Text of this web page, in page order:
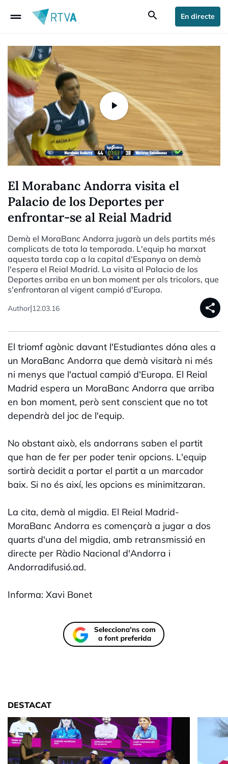
drag_handle search En directe
El Morabanc Andorra visita el
Palacio de los Deportes per
enfrontar-se al Reial Madrid
Demà el MoraBanc Andorra jugarà un dels partits més
complicats de tota la temporada. L'equip ha marxat
aquesta tarda cap a la capital d'Espanya on demà
l'espera el Reial Madrid. La visita al Palacio de los
Deportes arriba en un bon moment per als tricolors, que
s'enfrontaran al vigent campió d'Europa.
Author|12.03.16 share
El triomf agònic davant l'Estudiantes dóna ales a
un MoraBanc Andorra que demà visitarà ni més
ni menys que l'actual campió d'Europa. El Reial
Madrid espera un MoraBanc Andorra que arriba
en bon moment, però sent conscient que no tot
dependrà del joc de l'equip.
No obstant això, els andorrans saben el partit
que han de fer per poder tenir opcions. L'equip
sortirà decidit a portar el partit a un marcador
baix. Si no és així, les opcions es minimitzaran.
La cita, demà al migdia. El Reial Madrid-
MoraBanc Andorra es començarà a jugar a dos
quarts d'una del migdia, amb retransmissió en
directe per Ràdio Nacional d'Andorra i
Andorradifusió.ad.
Informa: Xavi Bonet
DESTACAT